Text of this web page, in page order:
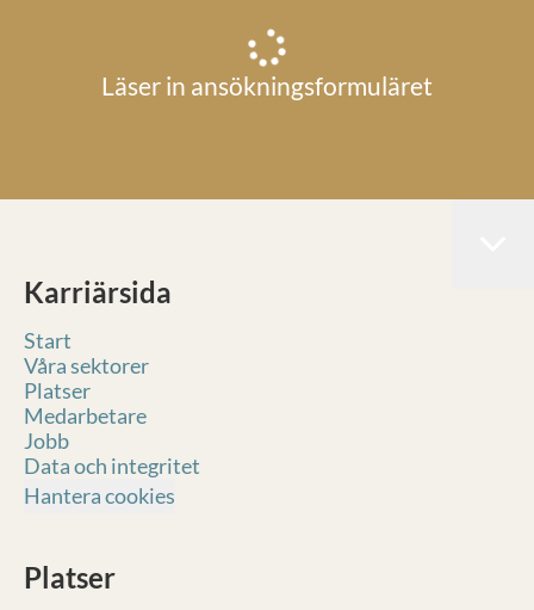
Läser in ansökningsformuläret
Karriärsida
Start
Våra sektorer
Platser
Medarbetare
Jobb
Data och integritet
Hantera cookies
Platser